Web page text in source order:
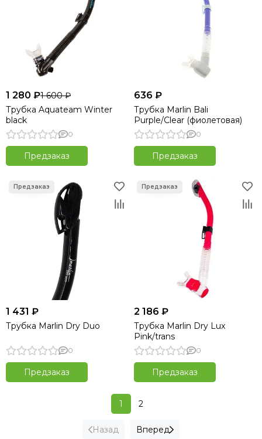
1 280 ₽1 600 ₽
Трубка Aquateam Winter
black
0
Предзаказ
636 ₽
Трубка Marlin Bali
Purple/Clear (фиолетовая)
0
Предзаказ
1 431 ₽
Трубка Marlin Dry Duo
0
Предзаказ
2 186 ₽
Трубка Marlin Dry Lux
Pink/trans
0
Предзаказ
Назад
1 2
Вперед